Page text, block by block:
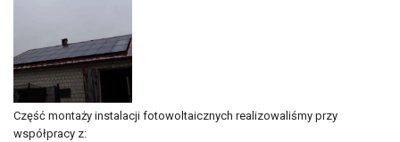
Część montaży instalacji fotowoltaicznych realizowaliśmy przy
współpracy z: